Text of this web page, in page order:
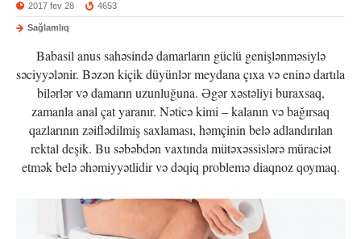
2017 fev 28 4653
Sağlamlıq
Babasil anus sahəsində damarların güclü genişlənməsiylə
səciyyələnir. Bəzən kiçik düyünlər meydana çıxa və eninə dartıla
bilərlər və damarın uzunluğuna. Əgər xəstəliyi buraxsaq,
zamanla anal çat yaranır. Nəticə kimi – kalanın və bağırsaq
qazlarının zəiflədilmiş saxlaması, həmçinin belə adlandırılan
rektal deşik. Bu səbəbdən vaxtında mütəxəssislərə müraciət
etmək belə əhəmiyyətlidir və dəqiq problemə diaqnoz qoymaq.